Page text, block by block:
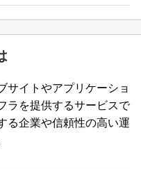
サイトやアプリケーショ
ラを提供するサービスで
る企業や信頼性の高い運